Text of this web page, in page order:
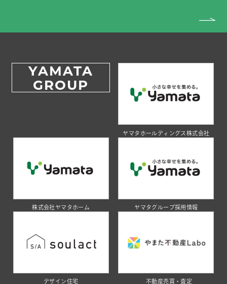
YAMATA
GROUP
ヤマタホールディングス株式会社
株式会社ヤマタホーム ヤマタグループ採用情報
デザイン住宅 不動産売買・査定